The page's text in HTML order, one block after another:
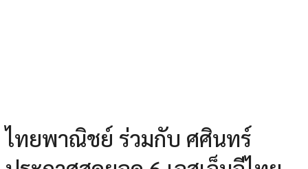
ไทยพาณิชย์ ร่วมกับ ศศินทร์